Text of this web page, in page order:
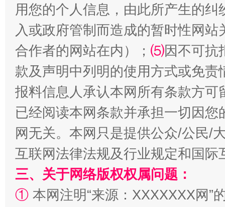
受贿1.44亿！段成刚被判无期 从幼
全民健身五年计划来了！等你上场
用您的个人信息，由此所产生的纠
入或政府管制而造成的暂时性网
合作者的网站在内）； ⑸因不可抗
款及声明中列明的使用方式或免责
报料信息人承认本网所有条款方
已经阅读本网条款并承担一切因
网无关。本网只是提供公众/公民/
互联网法律法规及行业规定和国
三、关于网络版权权属问题：
① 本网注明“来源：XXXXXXX网”